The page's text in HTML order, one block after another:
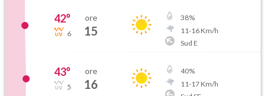
42°
6
ore
15
38%
11-16Km/h
Sud E
43°
5
ore
16
40%
11-17Km/h